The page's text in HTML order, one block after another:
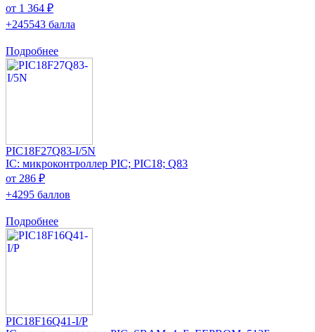
от 1 364 ₽
+245543 балла
Подробнее
PIC18F27Q83-I/5N
IC: микроконтроллер PIC; PIC18; Q83
от 286 ₽
+4295 баллов
Подробнее
PIC18F16Q41-I/P